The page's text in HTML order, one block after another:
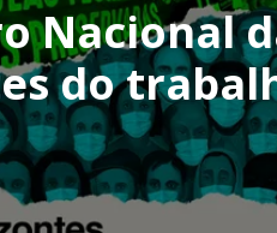
Nacional
do